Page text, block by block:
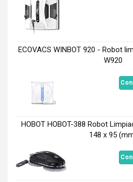
ECOVACS WINBOT 920 - Robot
W920
HOBOT HOBOT-388 Robot
148 x 95